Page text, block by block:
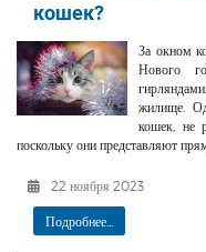
кошек?
За окном
Нового
жилище.
кошек, не
поскольку они представляют
22 ноября 2023
Подробнее...